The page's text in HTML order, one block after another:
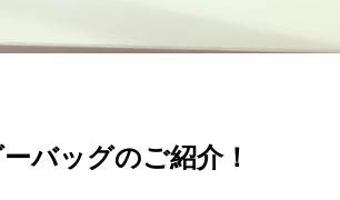
バッグのご紹介！